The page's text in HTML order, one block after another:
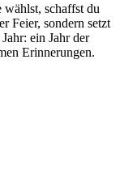
schaffst du
Feier, sondern setzt
ein Jahr der
Erinnerungen.